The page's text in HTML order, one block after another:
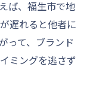
ば、福生市で地
遅れると他者に
って、ブランド
ミングを逃さず